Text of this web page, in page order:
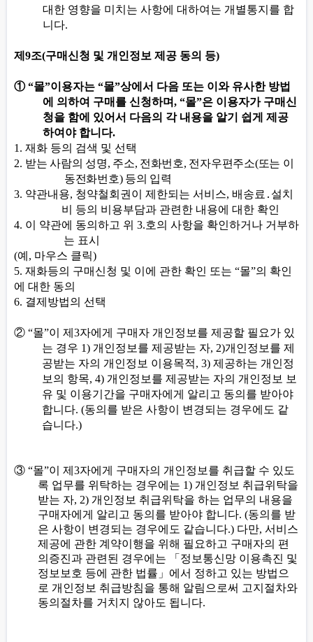
대한 영향을 미치는 사항에 대하여는 개별통지를 합
니다.
제 9조(구매신청 및 개인정보 제공 동의 등)
①“몰”이용자는 “몰”상에서 다음 또는 이와 유사한 방법
에 의하여 구매를 신청하며, “몰”은 이용자가 구매신
청을 함에 있어서 다음의 각 내용을 알기 쉽게 제공
하여야 합니다.
1. 재화 등의 검색 및 선택
2. 받는 사람의 성명, 주소, 전화번호, 전자우편주소(또는 이
동전화번호) 등의 입력
3. 약관내용, 청약철회권이 제한되는 서비스, 배송료 ․ 설치
비 등의 비용부담과 관련한 내용에 대한 확인
4. 이 약관에 동의하고 위 3.호의 사항을 확인하거나 거부하
는 표시
(예 , 마우스 클릭)
5. 재화등의 구매신청 및 이에 관한 확인 또는 “몰”의 확인
에 대한 동의
6. 결제방법의 선택
② “몰”이 제 3자에게 구매자 개인정보를 제공할 필요가 있
는 경우 1)개인정보를 제공받는 자, 2)개인정보를 제
공받는 자의 개인정보 이용목적, 3)제공하는 개인정
보의 항목, 4)개인정보를 제공받는 자의 개인정보 보
유 및 이용기간을 구매자에게 알리고 동의를 받아야
합니다. (동의를 받은 사항이 변경되는 경우에도 같
습니다.)
③ “몰”이 제 3자에게 구매자의 개인정보를 취급할 수 있도
록 업무를 위탁하는 경우에는 1) 개인정보 취급위탁을
받는 자, 2) 개인정보 취급위탁을 하는 업무의 내용을
구매자에게 알리고 동의를 받아야 합니다. (동의를 받
은 사항이 변경되는 경우에도 같습니다.) 다만, 서비스
제공에 관한 계약이행을 위해 필요하고 구매자의 편
의증진과 관련된 경우에는
「 정보통신망 이용촉진 및
정보보호 등에 관한 법률 」 에서 정하고 있는 방법으
로 개인정보 취급방침을 통해 알림으로써 고지절차와
동의절차를 거치지 않아도 됩니다.